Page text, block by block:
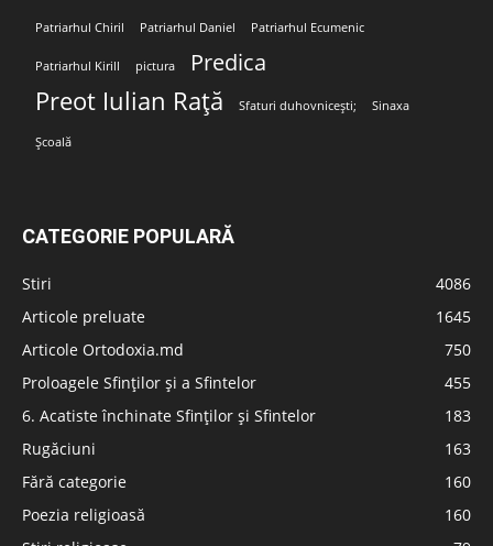
Patriarhul Chiril Patriarhul Daniel Patriarhul Ecumenic
Patriarhul Kirill pictura Predica
Preot Iulian Rață Sfaturi duhovnicești; Sinaxa
Școală
CATEGORIE POPULARĂ
Stiri
4086
Articole preluate
1645
Articole Ortodoxia.md
750
Proloagele Sfinților și a Sfintelor
455
6. Acatiste închinate Sfinților și Sfintelor
183
Rugăciuni
163
Fără categorie
160
Poezia religioasă
160